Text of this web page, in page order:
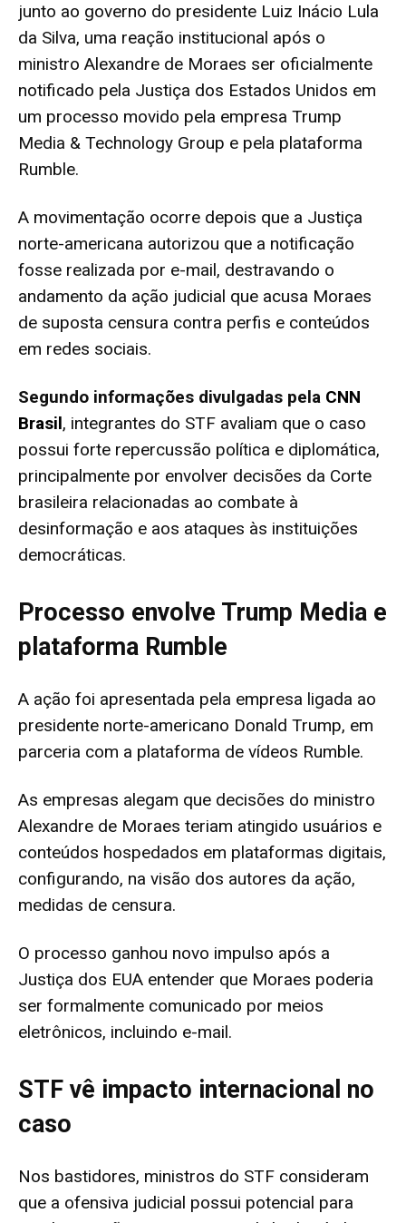
junto ao governo do presidente Luiz Inácio Lula
da Silva, uma reação institucional após o
ministro Alexandre de Moraes ser oficialmente
notificado pela Justiça dos Estados Unidos em
um processo movido pela empresa Trump
Media & Technology Group e pela plataforma
Rumble.
A movimentação ocorre depois que a Justiça
norte-americana autorizou que a notificação
fosse realizada por e-mail, destravando o
andamento da ação judicial que acusa Moraes
de suposta censura contra perfis e conteúdos
em redes sociais.
Segundo informações divulgadas pela CNN
Brasil, integrantes do STF avaliam que o caso
possui forte repercussão política e diplomática,
principalmente por envolver decisões da Corte
brasileira relacionadas ao combate à
desinformação e aos ataques às instituições
democráticas.
Processo envolve Trump Media e
plataforma Rumble
A ação foi apresentada pela empresa ligada ao
presidente norte-americano Donald Trump, em
parceria com a plataforma de vídeos Rumble.
As empresas alegam que decisões do ministro
Alexandre de Moraes teriam atingido usuários e
conteúdos hospedados em plataformas digitais,
configurando, na visão dos autores da ação,
medidas de censura.
O processo ganhou novo impulso após a
Justiça dos EUA entender que Moraes poderia
ser formalmente comunicado por meios
eletrônicos, incluindo e-mail.
STF vê impacto internacional no
caso
Nos bastidores, ministros do STF consideram
que a ofensiva judicial possui potencial para